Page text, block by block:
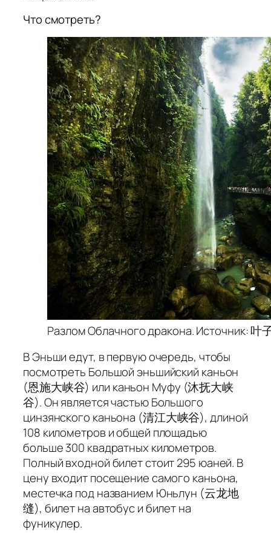
Что смотреть?
Разлом Облачного дракона. Источник: 叶
В Эньши едут, в первую очередь, чтобы
посмотреть Большой эньшийский каньон
(恩施大峡谷) или каньон Муфу (沐抚大峡
谷). Он является частью Большого
цинзянского каньона (清江大峡谷), длиной
108 километров и общей площадью
больше 300 квадратных километров.
Полный входной билет стоит 295 юаней. В
цену входит посещение самого каньона,
местечка под названием Юньлун (云龙地
缝), билет на автобус и билет на
фуникулер.